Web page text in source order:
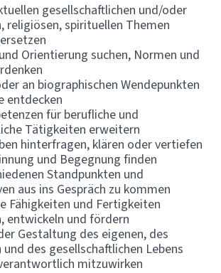
gesellschaftlichen und/oder
religiösen, spirituellen Themen
Orientierung suchen, Normen und
an biographischen Wendepunkten
entdecken
für berufliche und
Tätigkeiten erweitern
hinterfragen, klären oder vertiefen
und Begegnung finden
Standpunkten und
aus ins Gespräch zu kommen
Fähigkeiten und Fertigkeiten
entwickeln und fördern
Gestaltung des eigenen, des
und des gesellschaftlichen Lebens
mitzuwirken